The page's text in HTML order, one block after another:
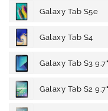
Galaxy Tab S5e
Galaxy Tab S4
Galaxy Tab S3 9.7"
Galaxy Tab S2 9.7"